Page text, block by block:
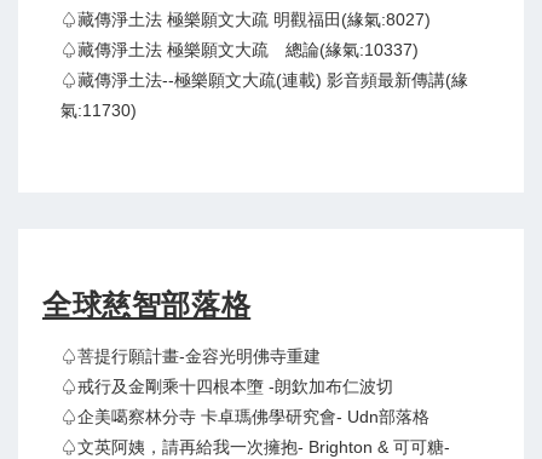
♤藏傳淨土法 極樂願文大疏 明觀福田(緣氣:8027)
♤藏傳淨土法 極樂願文大疏 總論(緣氣:10337)
♤藏傳淨土法--極樂願文大疏(連載) 影音頻最新傳講(緣
氣:11730)
全球慈智部落格
♤菩提行願計畫-金容光明佛寺重建
♤戒行及金剛乘十四根本墮 -朗欽加布仁波切
♤企美噶察林分寺 卡卓瑪佛學研究會- Udn部落格
♤文英阿姨，請再給我一次擁抱- Brighton & 可可糖-